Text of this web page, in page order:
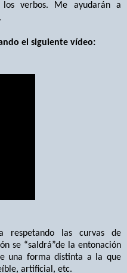
verbos. Me ayudarán a
el siguiente vídeo:
respetando las curvas de
se “saldrá”de la entonación
una forma distinta a la que
artificial, etc.